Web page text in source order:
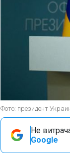
Фото: президент
Не
Google